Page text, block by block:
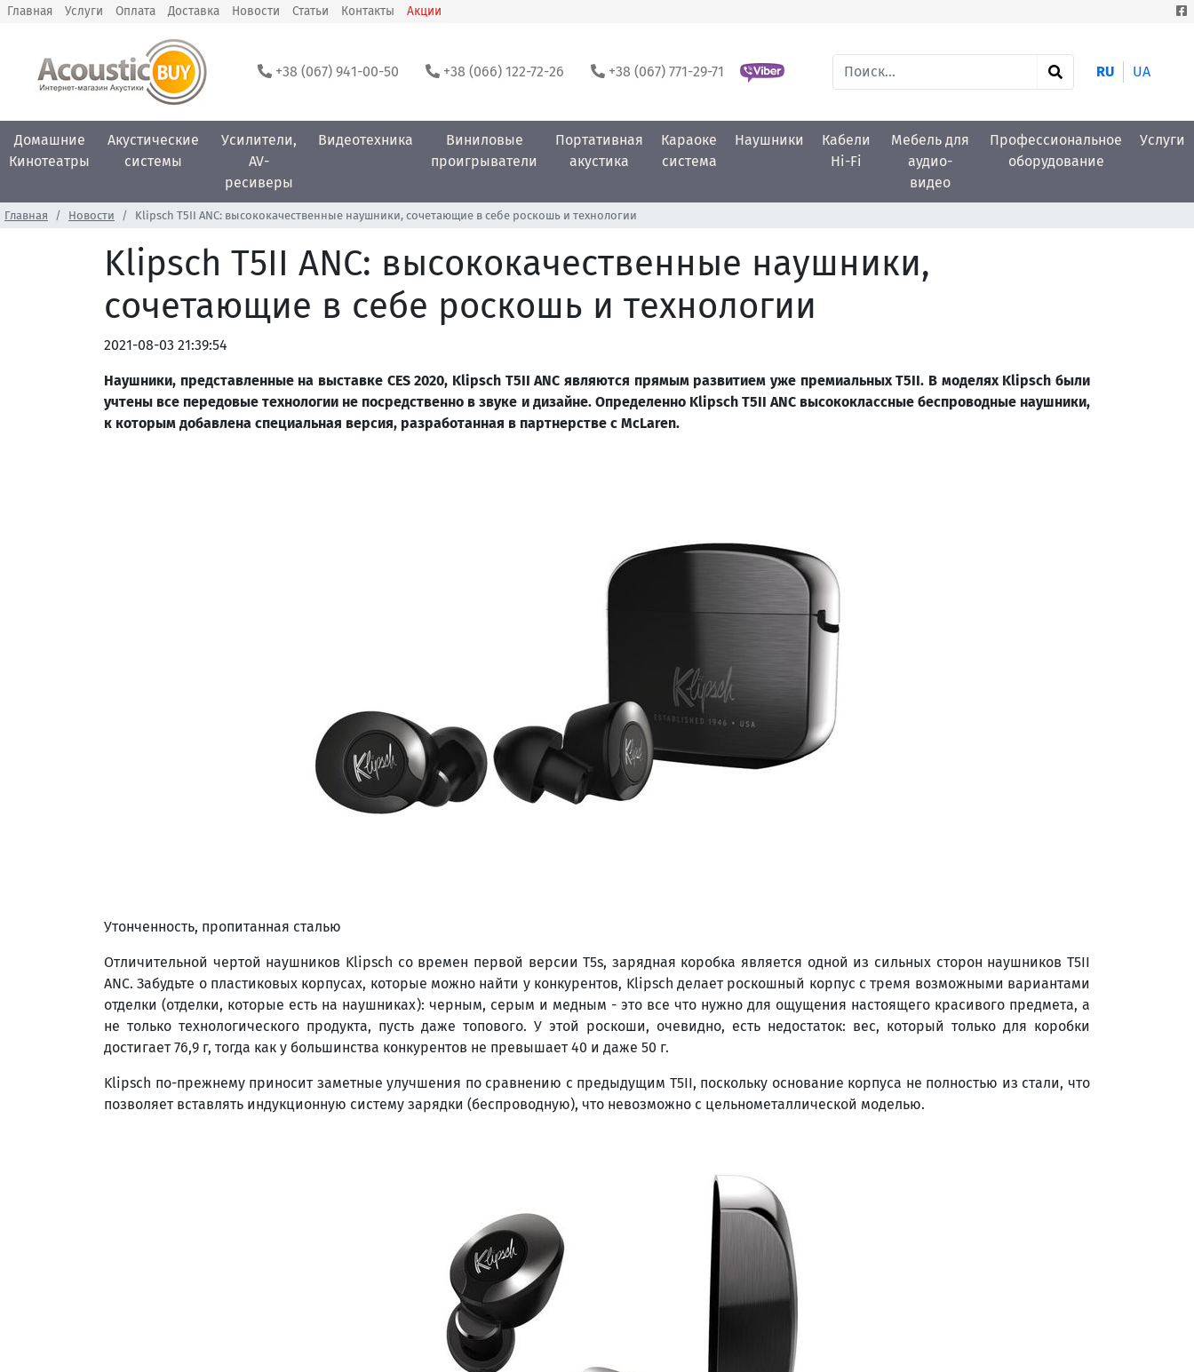
Главная Услуги Оплата Доставка Новости Статьи Контакты Акции
+38 (067) 941-00-50 +38 (066) 122-72-26 +38 (067) 771-29-71 RU UA
Домашние
Кинотеатры
Акустические
системы
Усилители,
AV-
ресиверы
Видеотехника
Виниловые
проигрыватели
Портативная
акустика
Караоке
система
Наушники
Кабели
Hi-Fi
Мебель для
аудио-
видео
Профессиональное
оборудование
Услуги
Главная Новости Klipsch T5II ANC: высококачественные наушники, сочетающие в себе роскошь и технологии
Klipsch T5II ANC: высококачественные наушники,
сочетающие в себе роскошь и технологии
2021-08-03 21:39:54
Наушники, представленные на выставке CES2020, Klipsch T5II ANC являются прямым развитием уже премиальныхT5II. В моделях Klipsch были
учтены все передовые технологии не посредственно в звуке и дизайне. Определенно Klipsch T5II ANCвысококлассные беспроводные наушники,
к которым добавлена ​​специальная версия, разработанная в партнерстве с McLaren.
Утонченность, пропитанная сталью
Отличительной чертой наушников Klipsch со времен первой версии T5s, зарядная коробка является одной из сильных сторон наушников T5II
ANC. Забудьте о пластиковых корпусах, которые можно найти у конкурентов, Klipsch делает роскошный корпус с тремя возможными вариантами
отделки (отделки, которые есть на наушниках): черным, серым и медным - это все что нужно для ощущения настоящего красивого предмета, а
не только технологического продукта, пусть даже топового. У этой роскоши, очевидно, есть недостаток: вес, который только для коробки
достигает 76,9 г, тогда как у большинства конкурентов не превышает 40 и даже 50 г.
Klipsch по-прежнему приносит заметные улучшения по сравнению с предыдущим T5II, поскольку основание корпуса не полностью из стали, что
позволяет вставлять индукционную систему зарядки (беспроводную), что невозможно с цельнометаллической моделью.